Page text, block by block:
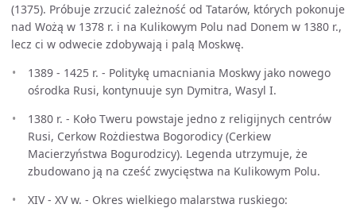
(1375). Próbuje zrzucić zależność od Tatarów, których pokonuje
nad Wożą w 1378 r. i na Kulikowym Polu nad Donem w 1380 r.,
lecz ci w odwecie zdobywają i palą Moskwę.
1389 - 1425 r. - Politykę umacniania Moskwy jako nowego
ośrodka Rusi, kontynuuje syn Dymitra, Wasyl I.
1380 r. - Koło Tweru powstaje jedno z religijnych centrów
Rusi, Cerkow Rożdiestwa Bogorodicy (Cerkiew
Macierzyństwa Bogurodzicy). Legenda utrzymuje, że
zbudowano ją na cześć zwycięstwa na Kulikowym Polu.
XIV - XV w. - Okres wielkiego malarstwa ruskiego: